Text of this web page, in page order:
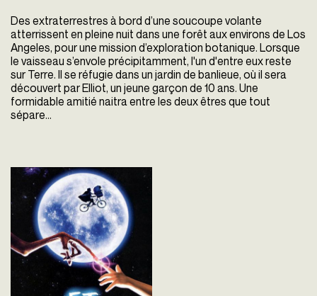
Des extraterrestres à bord d’une soucoupe volante
atterrissent en pleine nuit dans une forêt aux environs de Los
Angeles, pour une mission d’exploration botanique. Lorsque
le vaisseau s’envole précipitamment, l'un d'entre eux reste
sur Terre. Il se réfugie dans un jardin de banlieue, où il sera
découvert parElliot, un jeune garçon de 10 ans. Une
formidable amitié naitra entre les deux êtres que tout
sépare...